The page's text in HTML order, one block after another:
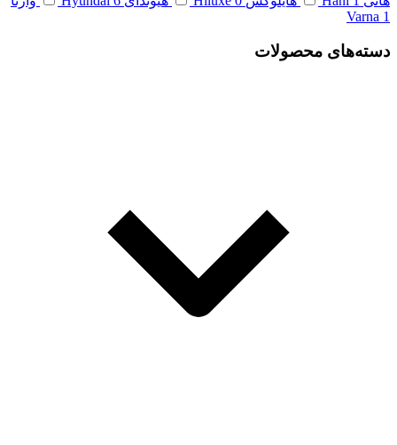
1
Varna
دسته‌های محصولات